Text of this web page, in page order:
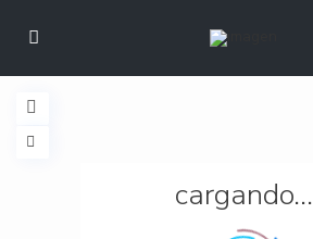
cargando...